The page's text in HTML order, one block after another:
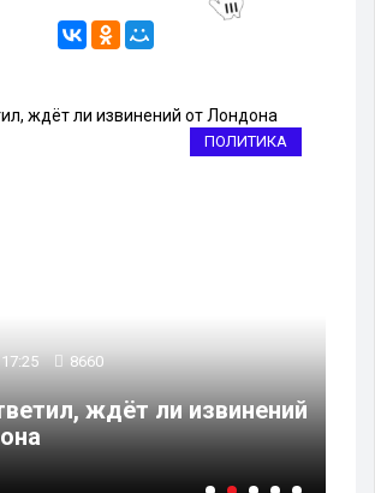
ПОЛИТИКА
8660
ждёт ли извинений